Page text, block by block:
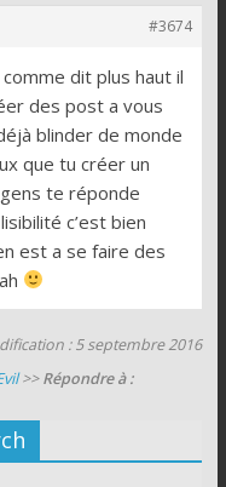
#3674
dit plus haut il
des post a vous
blinder de monde
que tu créer un
te réponde
c’est bien
est a se faire des
: 5 septembre 2016
>>Répondre à :